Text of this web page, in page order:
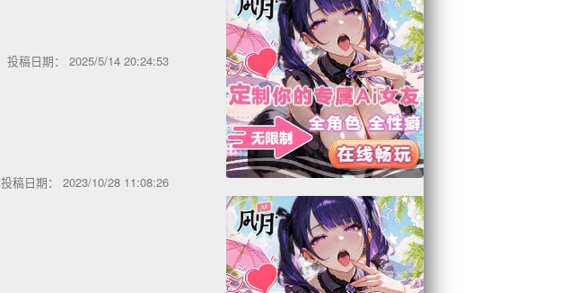
投稿日期： 2025/5/14 20:24:53
投稿日期： 2023/10/28 11:08:26